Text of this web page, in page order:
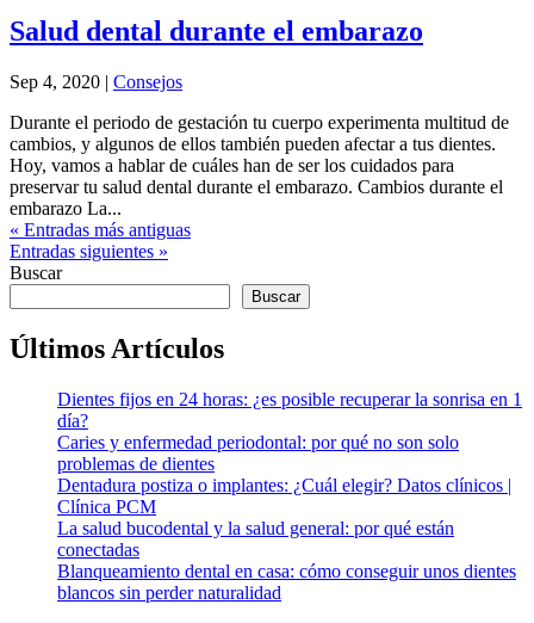
Salud dental durante el embarazo
Sep 4, 2020 | Consejos
Durante el periodo de gestación tu cuerpo experimenta multitud de
cambios, y algunos de ellos también pueden afectar a tus dientes.
Hoy, vamos a hablar de cuáles han de ser los cuidados para
preservar tu salud dental durante el embarazo. Cambios durante el
embarazo La...
« Entradas más antiguas
Entradas siguientes »
Buscar
Buscar
Últimos Artículos
Dientes fijos en 24 horas: ¿es posible recuperar la sonrisa en 1
día?
Caries y enfermedad periodontal: por qué no son solo
problemas de dientes
Dentadura postiza o implantes: ¿Cuál elegir? Datos clínicos |
Clínica PCM
La salud bucodental y la salud general: por qué están
conectadas
Blanqueamiento dental en casa: cómo conseguir unos dientes
blancos sin perder naturalidad